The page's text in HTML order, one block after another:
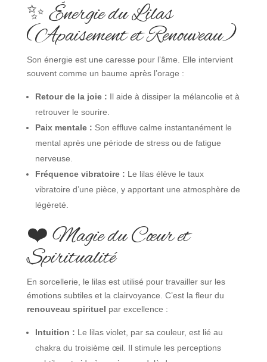
✨ Énergie du Lilas
(Apaisement et Renouveau)
Son énergie est une caresse pour l’âme. Elle intervient
souvent comme un baume après l’orage :
Retour de la joie : Il aide à dissiper la mélancolie et à
retrouver le sourire.
Paix mentale : Son effluve calme instantanément le
mental après une période de stress ou de fatigue
nerveuse.
Fréquence vibratoire : Le lilas élève le taux
vibratoire d’une pièce, y apportant une atmosphère de
légèreté.
❤️ Magie du Cœur et
Spiritualité
En sorcellerie, le lilas est utilisé pour travailler sur les
émotions subtiles et la clairvoyance. C’est la fleur du
renouveau spirituel par excellence :
Intuition : Le lilas violet, par sa couleur, est lié au
chakra du troisième œil. Il stimule les perceptions